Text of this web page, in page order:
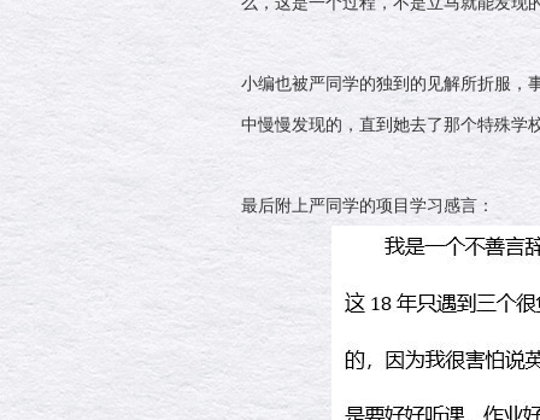
小编也被严同学的独到的见解所折服，
中慢慢发现的，直到她去了那个特殊学
最后附上严同学的项目学习感言：